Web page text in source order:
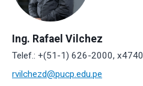
Ing. Rafael Vilchez
Telef.: +(51-1) 626-2000, x4740
rvilchezd@pucp.edu.pe